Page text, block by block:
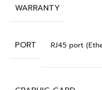
WARRANTY
PORT RJ45 port